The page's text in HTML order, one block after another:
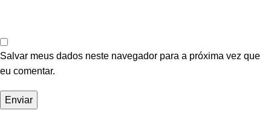
Salvar meus dados neste navegador para a próxima vez que
eu comentar.